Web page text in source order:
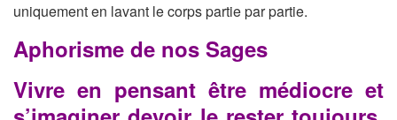
uniquement en lavant le corps partie par partie.
Aphorisme de nos Sages
Vivre en pensant être médiocre et